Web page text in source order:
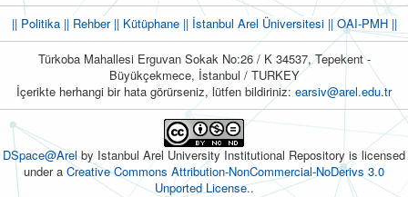
|| Politika|| Rehber|| Kütüphane|| İstanbul Arel Üniversitesi ||OAI-PMH ||
Türkoba Mahallesi Erguvan Sokak No:26 / K 34537, Tepekent -
Büyükçekmece, İstanbul / TURKEY
İçerikte herhangi bir hata görürseniz, lütfen bildiriniz: earsiv@arel.edu.tr
DSpace@Arelby Istanbul Arel University Institutional Repository is licensed
under a Creative Commons Attribution-NonCommercial-NoDerivs 3.0
Unported License..